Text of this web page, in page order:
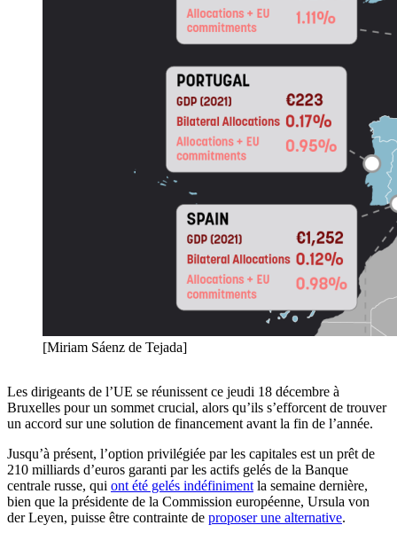
[Miriam Sáenz de Tejada]
Les dirigeants de l’UE se réunissent ce jeudi 18 décembre à
Bruxelles pour un sommet crucial, alors qu’ils s’efforcent de trouver
un accord sur une solution de financement avant la fin de l’année.
Jusqu’à présent, l’option privilégiée par les capitales est un prêt de
210 milliards d’euros garanti par les actifs gelés de la Banque
centrale russe, qui ont été gelés indéfiniment la semaine dernière,
bien que la présidente de la Commission européenne, Ursula von
der Leyen, puisse être contrainte de proposer une alternative.